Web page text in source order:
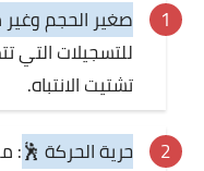
صغير الحجم
للتسجيلات التي
تشتيت الانتباه.
حرية الحركة 🕺: